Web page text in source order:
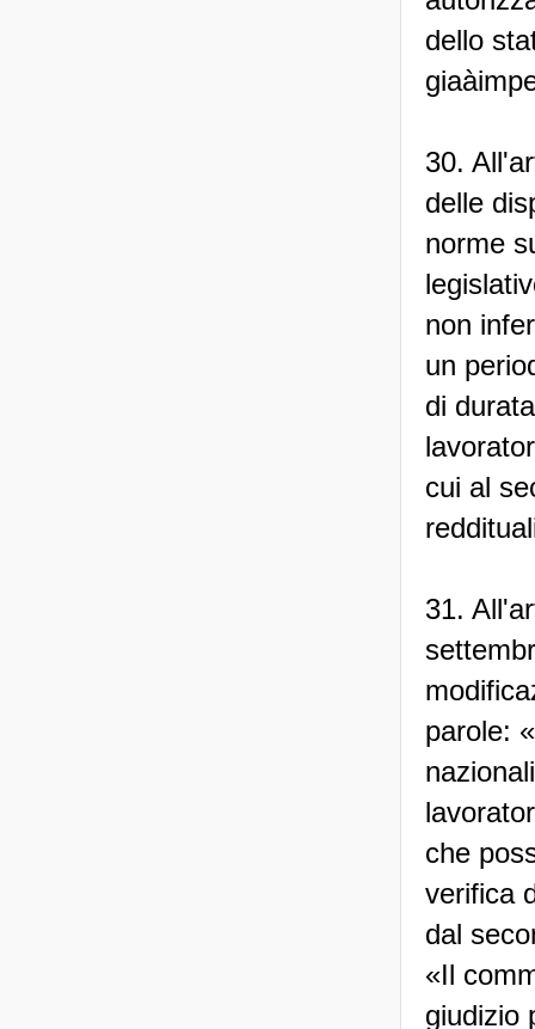
dello
30.
delle
norme
non
un
di
cui al
31.
parole:
che
verifica
dal
«Il
giudizio